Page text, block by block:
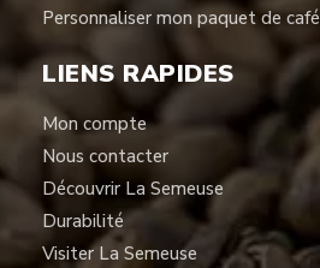
Personnaliser mon paquet de café
LIENS RAPIDES
Mon compte
Nous contacter
Découvrir La Semeuse
Durabilité
Visiter La Semeuse